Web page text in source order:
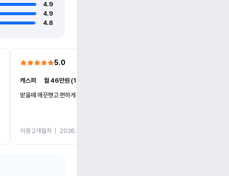
4.9
4.9
4.8
5.0
캐스퍼
월 46만원 (1개월)
받을때 깨끗햇고 편하게 잘이용했습니다!
이용 2개월차ㅣ 2026.07.08